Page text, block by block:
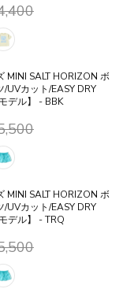
MINI SALT HORIZON ボ
/UVカット/EASY DRY
デル】 - BBK
MINI SALT HORIZON ボ
/UVカット/EASY DRY
デル】 - TRQ